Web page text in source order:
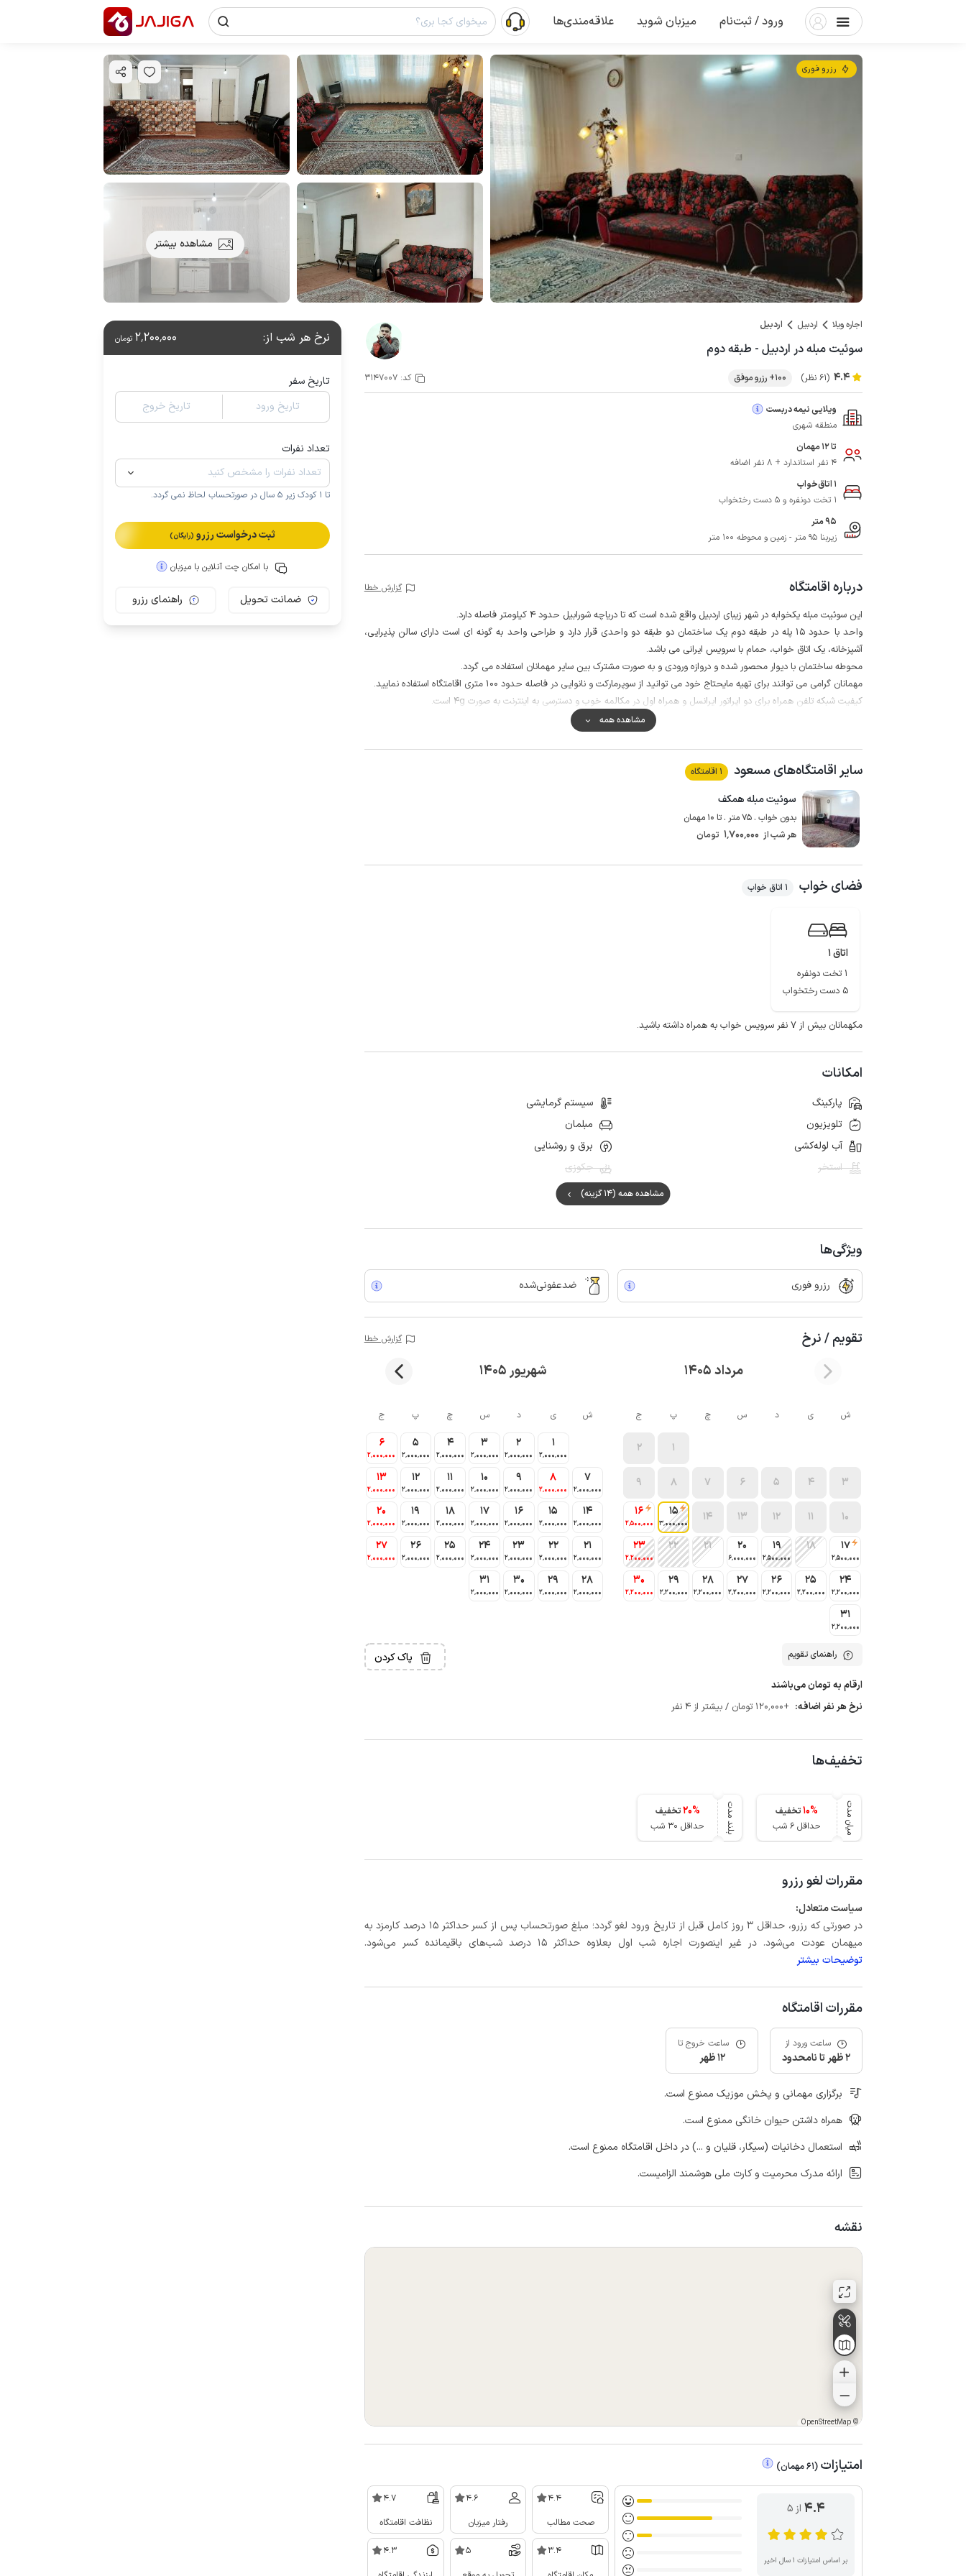
ورود / ثبت‌نام میزبان شوید علاقه‌مندی‌ها
رزرو فوری
مشاهده بیشتر
اجاره ویلا اردبیل اردبیل
سوئیت مبله در اردبیل - طبقه دوم
4.4 (61 نظر) 100+ رزرو موفق کد:3147007
ویلایی نیمه دربست
منطقه شهری
تا 12 مهمان
4 نفر استاندارد + 8 نفر اضافه
1 اتاق‌خواب
1 تخت دونفره و 5 دست رختخواب
95 متر
زیربنا 95 متر - زمین و محوطه 100 متر
درباره اقامتگاه گزارش خطا
این سوئیت مبله یکخوابه در شهر زیبای اردبیل واقع شده است که تا دریاچه شورابیل حدود 4 کیلومتر فاصله دارد.
واحد با حدود 15 پله در طبقه دوم یک ساختمان دو طبقه دو واحدی قرار دارد و طراحی واحد به گونه ای است دارای سالن پذیرایی،
آشپزخانه، یک اتاق خواب، حمام با سرویس ایرانی می باشد.
محوطه ساختمان با دیوار محصور شده و دروازه ورودی و به صورت مشترک بین سایر مهمانان استفاده می گردد.
مهمانان گرامی می توانند برای تهیه مایحتاج خود می توانید از سوپرمارکت و نانوایی در فاصله حدود 100 متری اقامتگاه استفاده نمایید.
کیفیت شبکه تلفن همراه برای دو اپراتور ایرانسل و همراه اول در مکالمه خوب و دسترسی به اینترنت به صورت 4g است.
مشاهده همه
سایر اقامتگاه‌های مسعود 1 اقامتگاه
سوئیت مبله همکف
بدون خواب . 75 متر . تا 10 مهمان
هر شب از 1٬700٬000 تومان
فضای خواب 1 اتاق خواب
اتاق 1
1 تخت دونفره
5 دست رختخواب
مکهمانان بیش از ۷ نفر سرویس خواب به همراه داشته باشید.
امکانات
پارکینگ
سیستم گرمایشی
تلویزیون
مبلمان
آب لوله‌کشی
برق و روشنایی
استخر
جکوزی
مشاهده همه (14 گزینه)
ویژگی‌ها
رزرو فوری ضدعفونی‌شده
تقویم / نرخ گزارش خطا
مرداد 1405 شهریور 1405
ش ی د س چ پ ج
1
2
3
4
5
6
7
8
9
10
11
12
13
14
15
3٬000٬000
16
2٬500٬000
17
2٬500٬000
18
19
2٬500٬000
20
6٬000٬000
21
22
23
2٬200٬000
24
2٬200٬000
25
2٬200٬000
26
2٬200٬000
27
2٬200٬000
28
2٬200٬000
29
2٬200٬000
30
2٬200٬000
31
2٬200٬000
ش ی د س چ پ ج
1
2٬000٬000
2
2٬000٬000
3
2٬000٬000
4
2٬000٬000
5
2٬000٬000
6
2٬000٬000
7
2٬000٬000
8
2٬000٬000
9
2٬000٬000
10
2٬000٬000
11
2٬000٬000
12
2٬000٬000
13
2٬000٬000
14
2٬000٬000
15
2٬000٬000
16
2٬000٬000
17
2٬000٬000
18
2٬000٬000
19
2٬000٬000
20
2٬000٬000
21
2٬000٬000
22
2٬000٬000
23
2٬000٬000
24
2٬000٬000
25
2٬000٬000
26
2٬000٬000
27
2٬000٬000
28
2٬000٬000
29
2٬000٬000
30
2٬000٬000
31
2٬000٬000
راهنمای تقویم پاک کردن
ارقام به تومان می‌باشند
نرخ هر نفر اضافه: +120٬000 تومان / بیشتر از 4 نفر
تخفیف‌ها
میان مدت 10%
تخفیف
حداقل 6 شب
بلند مدت 20%
تخفیف
حداقل 30 شب
مقررات لغو رزرو
سیاست متعادل:
در صورتی که رزرو، حداقل 3 روز کامل قبل از تاریخ ورود لغو گردد؛ مبلغ صورتحساب پس از کسر حداکثر 15 درصد کارمزد به
میهمان عودت می‌شود. در غیر اینصورت اجاره شب اول بعلاوه حداکثر 15 درصد شب‌های باقیمانده کسر می‌شود.
توضیحات بیشتر
مقررات اقامتگاه
ساعت ورود از
2 ظهر تا نامحدود
ساعت خروج تا
12 ظهر
برگزاری مهمانی و پخش موزیک ممنوع است.
همراه داشتن حیوان خانگی ممنوع است.
استعمال دخانیات (سیگار، قلیان و ...) در داخل اقامتگاه ممنوع است.
ارائه مدرک محرمیت و کارت ملی هوشمند الزامیست.
نقشه
©
OpenStreetMap
امتیازات (
61مهمان)
4.4 از ۵
بر اساس امتیازات ۱ سال اخیر
4.4
صحت مطالب
4.6
رفتار میزبان
4.7
نظافت اقامتگاه
3.4
5
4.3
نرخ هر شب از: 2٬200٬000 تومان
تاریخ سفر
تاریخ ورود
تاریخ خروج
تعداد نفرات
تا 1 کودک زیر 5 سال در صورتحساب لحاظ نمی گردد.
ثبت درخواست رزرو (رایگان)
با امکان چت آنلاین با میزبان
ضمانت تحویل راهنمای رزرو